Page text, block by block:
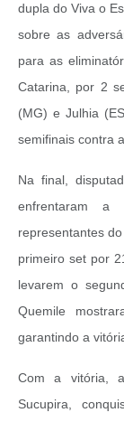
dupla do Viva o
sobre as
para as
Catarina, por 2
(MG) e Julhia
semifinais contra
Na final,
enfrentaram
representantes
primeiro set por
levarem o
Quemile
garantindo a
Com a vitória,
Sucupira,